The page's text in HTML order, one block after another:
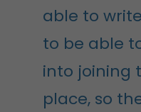
able to
to be able
into joining
place, so